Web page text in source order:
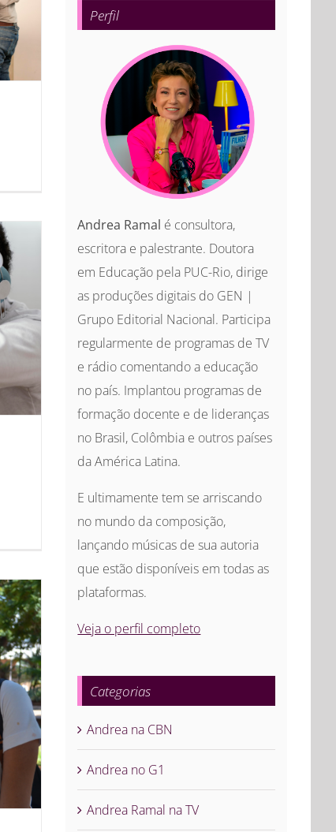
Perfil
Andrea Ramal é consultora,
escritora e palestrante. Doutora
em Educação pela PUC-Rio, dirige
as produções digitais do GEN |
Grupo Editorial Nacional. Participa
regularmente de programas de TV
e rádio comentando a educação
no país. Implantou programas de
formação docente e de lideranças
no Brasil, Colômbia e outros países
da América Latina.
E ultimamente tem se arriscando
no mundo da composição,
lançando músicas de sua autoria
que estão disponíveis em todas as
plataformas.
Veja o perfil completo
Categorias
Andrea na CBN
Andrea no G1
Andrea Ramal na TV